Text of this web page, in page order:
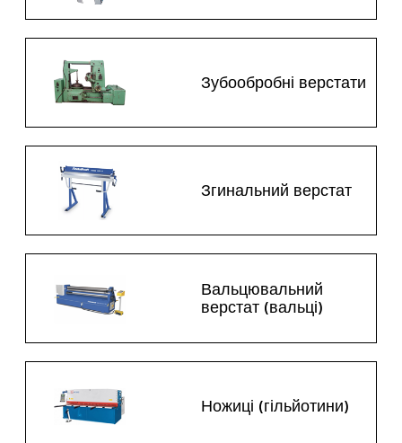
Зубообробні верстати
Згинальний верстат
Вальцювальний
верстат (вальці)
Ножиці (гільйотини)